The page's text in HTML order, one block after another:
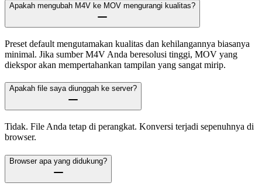
Apakah mengubah M4V ke MOV mengurangi kualitas?
Preset default mengutamakan kualitas dan kehilangannya biasanya
minimal. Jika sumber M4V Anda beresolusi tinggi, MOV yang
diekspor akan mempertahankan tampilan yang sangat mirip.
Apakah file saya diunggah ke server?
Tidak. File Anda tetap di perangkat. Konversi terjadi sepenuhnya di
browser.
Browser apa yang didukung?